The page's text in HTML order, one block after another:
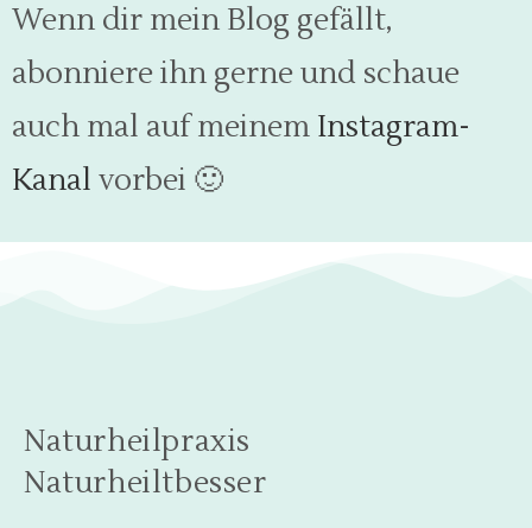
Wenn dir mein Blog gefällt,
abonniere ihn gerne und schaue
auch mal auf meinem Instagram-
Kanal vorbei 🙂
Naturheilpraxis
Naturheiltbesser